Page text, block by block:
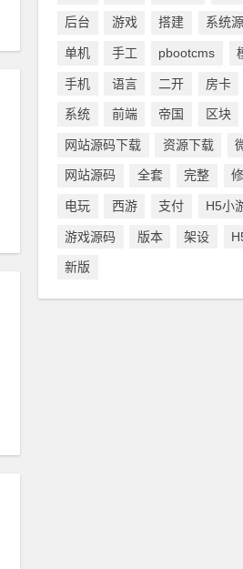
后台 游戏 搭建 系统
单机 手工 pbootcms
手机 语言 二开 房卡
系统 前端 帝国 区块
网站源码下载 资源下载
网站源码 全套 完整
电玩 西游 支付 H5小
游戏源码 版本 架设
新版